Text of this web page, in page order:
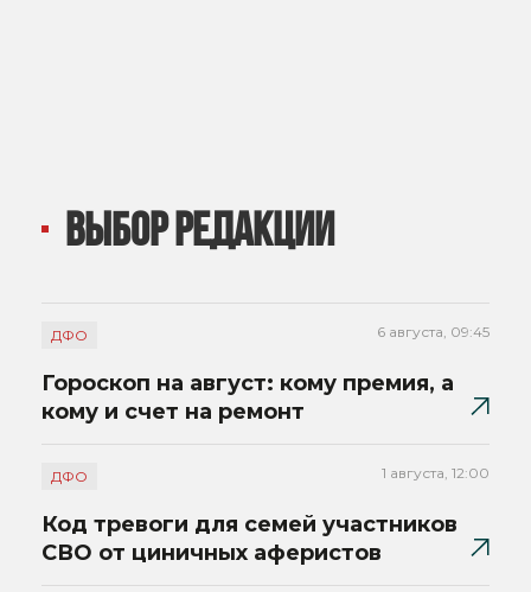
ВЫБОР РЕДАКЦИИ
ДФО 6 августа, 09:45
Гороскоп на август: кому премия, а
кому и счет на ремонт
ДФО 1 августа, 12:00
Код тревоги для семей участников
СВО от циничных аферистов